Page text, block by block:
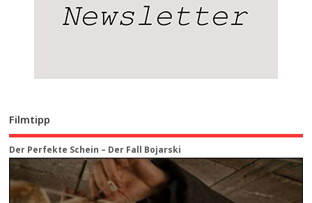
Filmtipp
Der Perfekte Schein – Der Fall Bojarski